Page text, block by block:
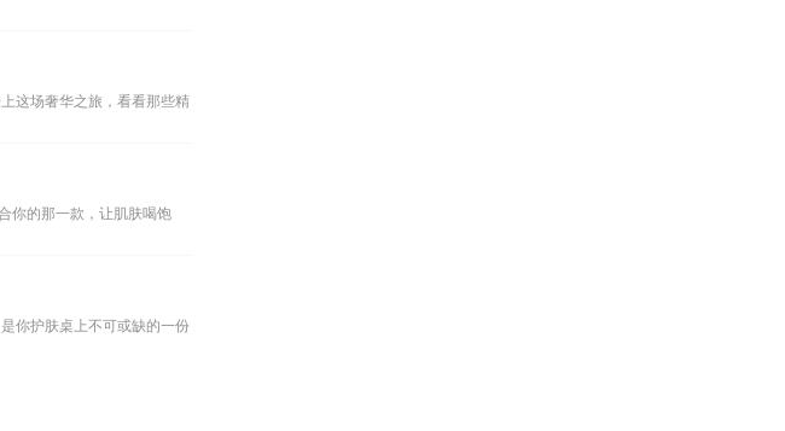
这场奢华之旅，看看那些精
你的那一款，让肌肤喝饱
你护肤桌上不可或缺的一份